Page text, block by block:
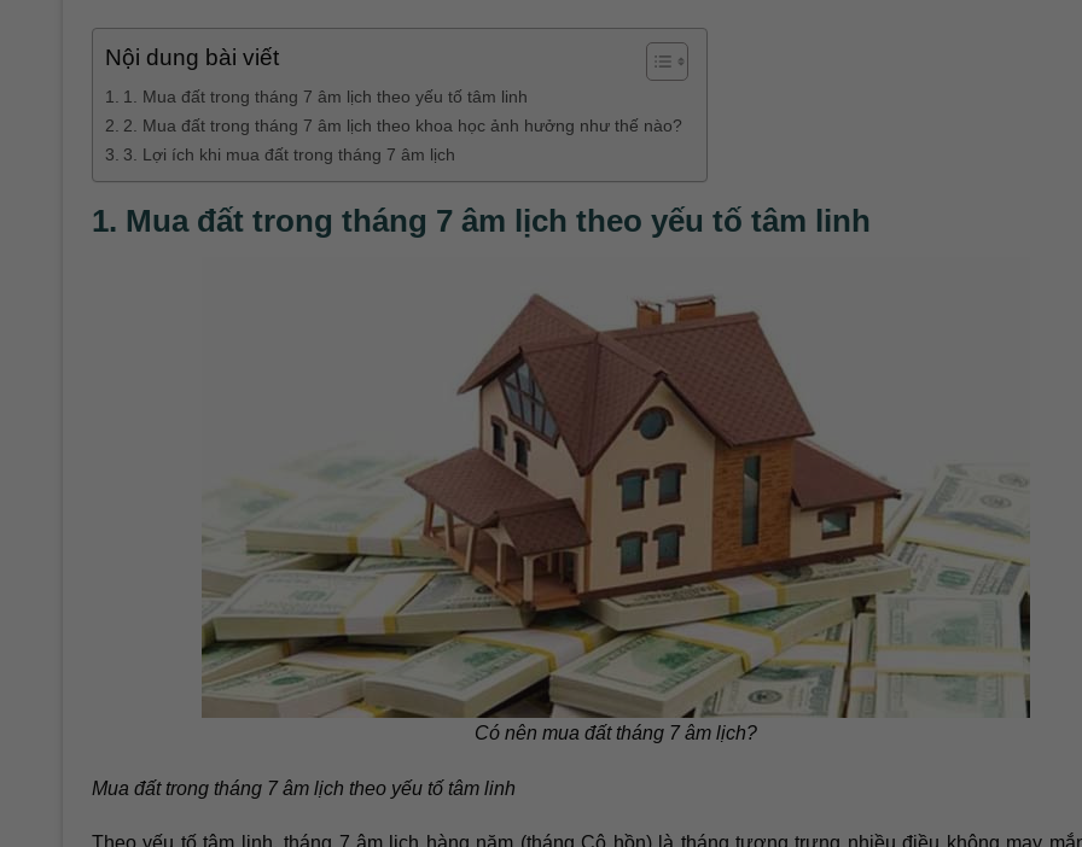
Nội dung bài viết
1. Mua đất trong tháng 7 âm lịch theo yếu tố tâm linh
2. Mua đất trong tháng 7 âm lịch theo khoa học ảnh hưởng như thế nào?
3. Lợi ích khi mua đất trong tháng 7 âm lịch
1. Mua đất trong tháng 7 âm lịch theo yếu tố tâm linh
Có nên mua đất tháng 7 âm lịch?
Mua đất trong tháng 7 âm lịch theo yếu tố tâm linh